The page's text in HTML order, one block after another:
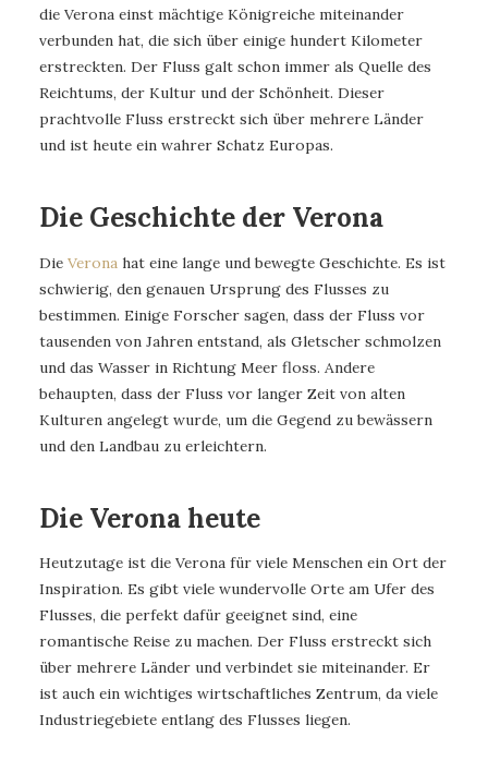
die Verona einst mächtige Königreiche miteinander
verbunden hat, die sich über einige hundert Kilometer
erstreckten. Der Fluss galt schon immer als Quelle des
Reichtums, der Kultur und der Schönheit. Dieser
prachtvolle Fluss erstreckt sich über mehrere Länder
und ist heute ein wahrer Schatz Europas.
Die Geschichte der Verona
Die Verona hat eine lange und bewegte Geschichte. Es ist
schwierig, den genauen Ursprung des Flusses zu
bestimmen. Einige Forscher sagen, dass der Fluss vor
tausenden von Jahren entstand, als Gletscher schmolzen
und das Wasser in Richtung Meer floss. Andere
behaupten, dass der Fluss vor langer Zeit von alten
Kulturen angelegt wurde, um die Gegend zu bewässern
und den Landbau zu erleichtern.
Die Verona heute
Heutzutage ist die Verona für viele Menschen ein Ort der
Inspiration. Es gibt viele wundervolle Orte am Ufer des
Flusses, die perfekt dafür geeignet sind, eine
romantische Reise zu machen. Der Fluss erstreckt sich
über mehrere Länder und verbindet sie miteinander. Er
ist auch ein wichtiges wirtschaftliches Zentrum, da viele
Industriegebiete entlang des Flusses liegen.